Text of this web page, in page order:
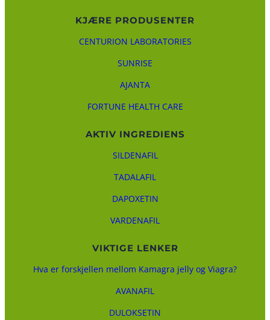
KJÆRE PRODUSENTER
CENTURION LABORATORIES
SUNRISE
AJANTA
FORTUNE HEALTH CARE
AKTIV INGREDIENS
SILDENAFIL
TADALAFIL
DAPOXETIN
VARDENAFIL
VIKTIGE LENKER
Hva er forskjellen mellom Kamagra jelly og Viagra?
AVANAFIL
DULOKSETIN